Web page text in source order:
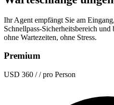
Ihr Agent empfängt Sie am
Schnellpass-Sicherheitsbereich
ohne Wartezeiten, ohne Stress.
Premium
USD 360 / / pro Person